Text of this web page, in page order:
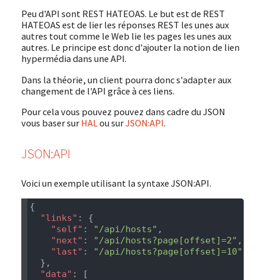
Peu d'API sont REST HATEOAS. Le but est de REST
HATEOAS est de lier les réponses REST les unes aux
autres tout comme le Web lie les pages les unes aux
autres. Le principe est donc d'ajouter la notion de lien
hypermédia dans une API.
Dans la théorie, un client pourra donc s'adapter aux
changement de l'API grâce à ces liens.
Pour cela vous pouvez pouvez dans cadre du JSON
vous baser sur HALou surJSON:API.
JSON:API
Voici un exemple utilisant la syntaxe JSON:API.
  "links"
    "self"
: "/api/hosts"
    "next"
: "/api/hosts?page[offset]=2"
    "last"
:
  "data"